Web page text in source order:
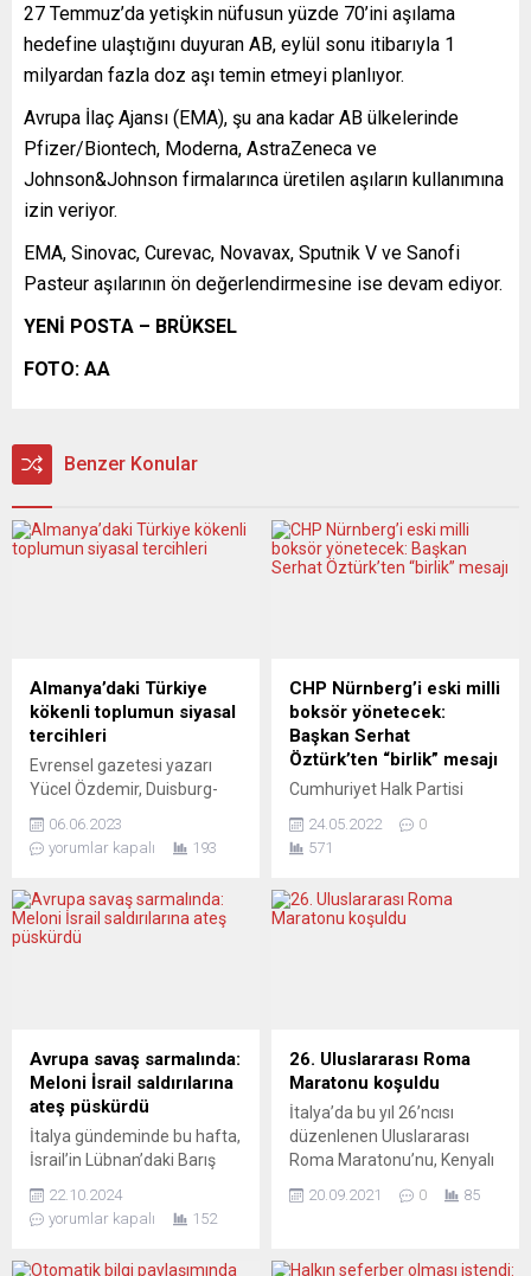
27 Temmuz’da yetişkin nüfusun yüzde 70’ini aşılama
hedefine ulaştığını duyuran AB, eylül sonu itibarıyla 1
milyardan fazla doz aşı temin etmeyi planlıyor.
Avrupa İlaç Ajansı (EMA), şu ana kadar AB ülkelerinde
Pfizer/Biontech, Moderna, AstraZeneca ve
Johnson&Johnson firmalarınca üretilen aşıların kullanımına
izin veriyor.
EMA, Sinovac, Curevac, Novavax, Sputnik V ve Sanofi
Pasteur aşılarının ön değerlendirmesine ise devam ediyor.
YENİ POSTA – BRÜKSEL
FOTO: AA
Benzer Konular
Almanya’daki Türkiye
kökenli toplumun siyasal
tercihleri
Evrensel gazetesi yazarı
Yücel Özdemir, Duisburg-
Üyesi Dr. İnci Öykü Yener-
Roderburg ile Türkiye
tercihleri ve tercihlerdeki
etkilerini konuştu. – AKP ve
nedir sizce? Dr. İNCİ ÖYKÜ
YENER-RODERBURG –
Genel olarak yurt dışındaki
ülkelere...
06.06.2023
yorumlar kapalı
193
CHP Nürnberg’i eski milli
boksör yönetecek:
Başkan Serhat
Öztürk’ten “birlik” mesajı
Cumhuriyet Halk Partisi
örgütlenmeleri
çerçevesinde toplantılar
Nürnberg genel kurula gitti.
CHP Nürnberg’in genel
geride bırakarak eski milli
boksör ve sanayi teknisyeni
Serhat Öztürk geçti. Genel
kurulda İstanbul milletvekili
Yunus Emre de hazır...
24.05.2022
0
571
Avrupa savaş sarmalında:
Meloni İsrail saldırılarına
ateş püskürdü
İtalya gündeminde bu hafta,
İsrail’in Lübnan’daki Barış
Meloni’nin sığınmacılara
yönelik yeni politikası önemli
22.10.2024
yorumlar kapalı
152
26. Uluslararası Roma
Maratonu koşuldu
İtalya’da bu yıl 26’ncısı
düzenlenen Uluslararası
Roma Maratonu’nu, Kenyalı
Kiprono Langat, kadınlarda
20.09.2021 0 85